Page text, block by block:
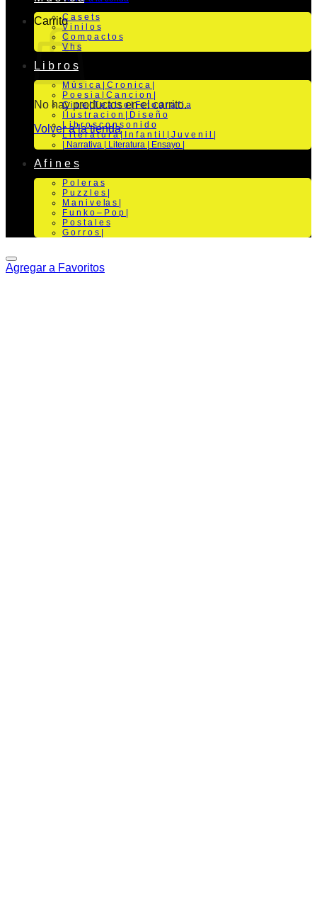
Carrito
No hay productos en el carrito.
Volver a la tienda
C a s e t s
V i n i l o s
C o m p a c t o s
V h s
L i b r o s
M ú s i c a | C r o n i c a |
P o e s i a | C a n c i o n |
C i n e | T e a t r o | Fo t o g r a f i a
I l u s t r a c i o n | D i s e ñ o
L i b r o s c o n s o n i d o
L i t e r a t u r a | I n f a n t i l | J u v e n i l |
| Narrativa | Literatura | Ensayo |
A f i n e s
P o l e r a s
P u z z l e s |
M a n i v e la s |
F u n k o – P o p |
P o s t a l e s
G o r r o s |
Agregar a Favoritos